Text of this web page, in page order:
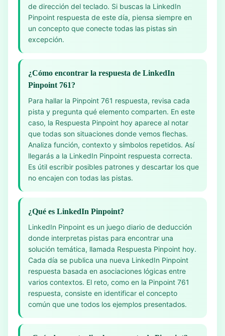
de dirección del teclado. Si buscas la LinkedIn
Pinpoint respuesta de este día, piensa siempre en
un concepto que conecte todas las pistas sin
excepción.
¿Cómo encontrar la respuesta de LinkedIn
Pinpoint 761?
Para hallar la Pinpoint 761 respuesta, revisa cada
pista y pregunta qué elemento comparten. En este
caso, la Respuesta Pinpoint hoy aparece al notar
que todas son situaciones donde vemos flechas.
Analiza función, contexto y símbolos repetidos. Así
llegarás a la LinkedIn Pinpoint respuesta correcta.
Es útil escribir posibles patrones y descartar los que
no encajen con todas las pistas.
¿Qué es LinkedIn Pinpoint?
LinkedIn Pinpoint es un juego diario de deducción
donde interpretas pistas para encontrar una
solución temática, llamada Respuesta Pinpoint hoy.
Cada día se publica una nueva LinkedIn Pinpoint
respuesta basada en asociaciones lógicas entre
varios contextos. El reto, como en la Pinpoint 761
respuesta, consiste en identificar el concepto
común que une todos los ejemplos presentados.